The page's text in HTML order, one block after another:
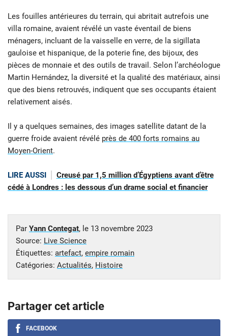
Les fouilles antérieures du terrain, qui abritait autrefois une
villa romaine, avaient révélé un vaste éventail de biens
ménagers, incluant de la vaisselle en verre, de la sigillata
gauloise et hispanique, de la poterie fine, des bijoux, des
pièces de monnaie et des outils de travail. Selon l’archéologue
Martin Hernández, la diversité et la qualité des matériaux, ainsi
que des biens retrouvés, indiquent que ses occupants étaient
relativement aisés.
Il y a quelques semaines, des images satellite datant de la
guerre froide avaient révélé près de 400 forts romains au
Moyen-Orient.
LIRE AUSSI
Creusé par 1,5 million d’Égyptiens avant d’être
cédé à Londres : les dessous d’un drame social et financier
Par Yann Contegat, le 13 novembre 2023
Source: Live Science
Étiquettes: artefact, empire romain
Catégories: Actualités, Histoire
Partager cet article
FACEBOOK